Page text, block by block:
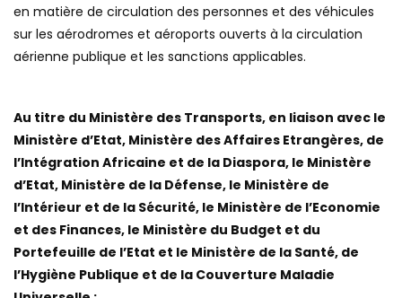
en matière de circulation des personnes et des véhicules
sur les aérodromes et aéroports ouverts à la circulation
aérienne publique et les sanctions applicables.
Au titre du Ministère des Transports, en liaison avec le
Ministère d’Etat, Ministère des Affaires Etrangères, de
l’Intégration Africaine et de la Diaspora, le Ministère
d’Etat, Ministère de la Défense, le Ministère de
l’Intérieur et de la Sécurité, le Ministère de l’Economie
et des Finances, le Ministère du Budget et du
Portefeuille de l’Etat et le Ministère de la Santé, de
l’Hygiène Publique et de la Couverture Maladie